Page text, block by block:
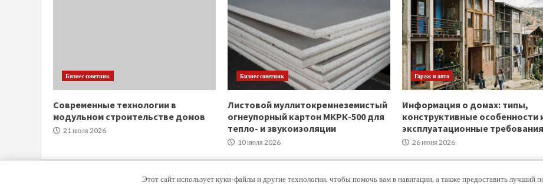
Бизнес советник
Современные технологии в
модульном строительстве домов
21 июля 2026
Бизнес советник
Листовой муллитокремнеземистый
огнеупорный картон МКРК-500 для
тепло- и звукоизоляции
10 июля 2026
Гараж и авто
Информация о домах: типы,
конструктивные особенности
эксплуатационные требования
26 июня 2026
Copyright © Все права защищены.|MoreNewsот AF themes.
Этот сайт использует куки-файлы и другие технологии, чтобы помочь вам в навигации, а также предоставить лучший